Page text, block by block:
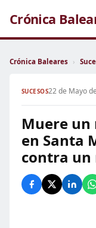
Crónica
Crónica Baleares ›
SUCESOS22 de Mayo
Muere un
en Santa
contra un